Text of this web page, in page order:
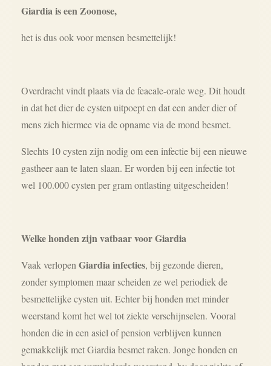
Giardia is een Zoonose,
het is dus ook voor mensen besmettelijk!
Overdracht vindt plaats via de feacale-orale weg. Dit houdt
in dat het dier de cysten uitpoept en dat een ander dier of
mens zich hiermee via de opname via de mond besmet.
Slechts 10 cysten zijn nodig om een infectie bij een nieuwe
gastheer aan te laten slaan. Er worden bij een infectie tot
wel 100.000 cysten per gram ontlasting uitgescheiden!
Welke honden zijn vatbaar voor Giardia
Vaak verlopen Giardia infecties, bij gezonde dieren,
zonder symptomen maar scheiden ze wel periodiek de
besmettelijke cysten uit. Echter bij honden met minder
weerstand komt het wel tot ziekte verschijnselen. Vooral
honden die in een asiel of pension verblijven kunnen
gemakkelijk met Giardia besmet raken. Jonge honden en